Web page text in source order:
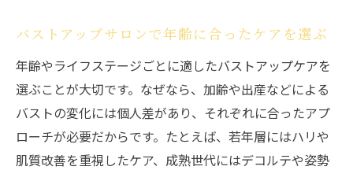
バストアップサロンで年齢に合ったケアを選ぶ
年齢やライフステージごとに適したバストアップケアを
選ぶことが大切です。なぜなら、加齢や出産などによる
バストの変化には個人差があり、それぞれに合ったアプ
ローチが必要だからです。たとえば、若年層にはハリや
肌質改善を重視したケア、成熟世代にはデコルテや姿勢